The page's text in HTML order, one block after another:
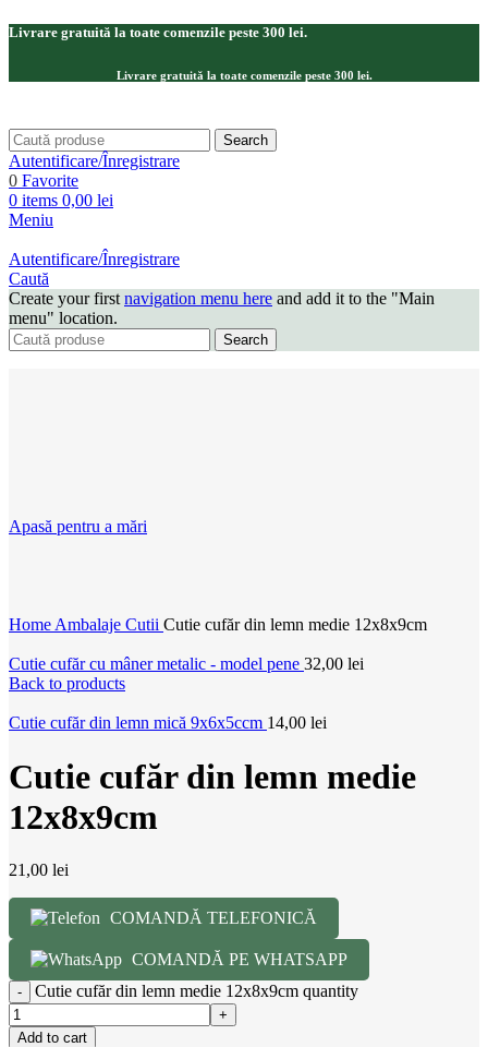
Livrare gratuită la toate comenzile peste 300 lei.
Livrare gratuită la toate comenzile peste 300 lei.
Search
Autentificare/Înregistrare
0 Favorite
0 items 0,00 lei
Meniu
Autentificare/Înregistrare
Caută
Create your first navigation menu here and add it to the "Main
menu" location.
Search
Apasă pentru a mări
Home Ambalaje Cutii Cutie cufăr din lemn medie 12x8x9cm
Cutie cufăr cu mâner metalic - model pene 32,00 lei
Back to products
Cutie cufăr din lemn mică 9x6x5ccm 14,00 lei
Cutie cufăr din lemn medie
12x8x9cm
21,00 lei
COMANDĂ TELEFONICĂ
COMANDĂ PE WHATSAPP
Cutie cufăr din lemn medie 12x8x9cm quantity
Add to cart